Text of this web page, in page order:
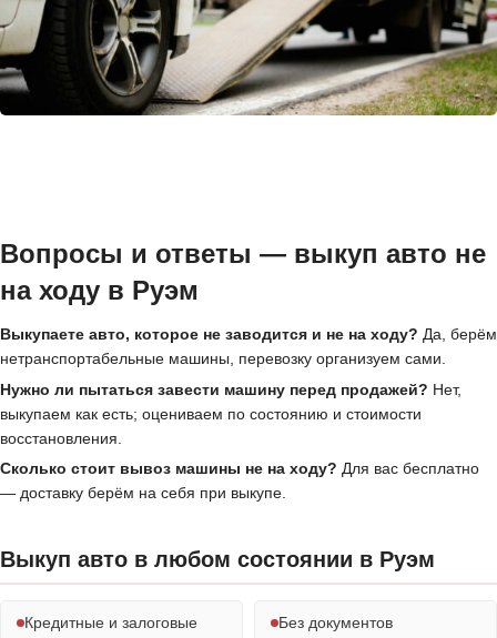
Вопросы и ответы — выкуп авто не
на ходу в Руэм
Выкупаете авто, которое не заводится и не на ходу? Да, берём
нетранспортабельные машины, перевозку организуем сами.
Нужно ли пытаться завести машину перед продажей? Нет,
выкупаем как есть; оцениваем по состоянию и стоимости
восстановления.
Сколько стоит вывоз машины не на ходу? Для вас бесплатно
— доставку берём на себя при выкупе.
Выкуп авто в любом состоянии в Руэм
Кредитные и залоговые Без документов